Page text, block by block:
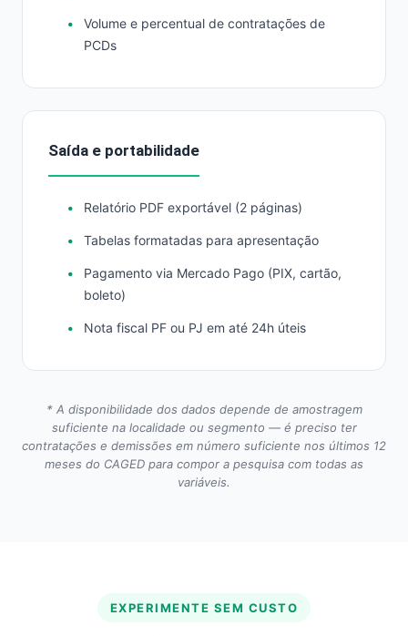
Volume e percentual de contratações de
PCDs
Saída e portabilidade
Relatório PDF exportável (2 páginas)
Tabelas formatadas para apresentação
Pagamento via Mercado Pago (PIX, cartão,
boleto)
Nota fiscal PF ou PJ em até 24h úteis
* A disponibilidade dos dados depende de amostragem
suficiente na localidade ou segmento — é preciso ter
contratações e demissões em número suficiente nos últimos 12
meses do CAGED para compor a pesquisa com todas as
variáveis.
EXPERIMENTE SEM CUSTO